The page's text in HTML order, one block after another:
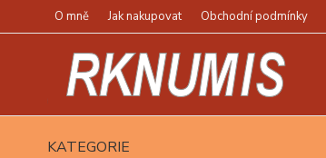
O mně Jak nakupovat Obchodní podmínky
KATEGORIE